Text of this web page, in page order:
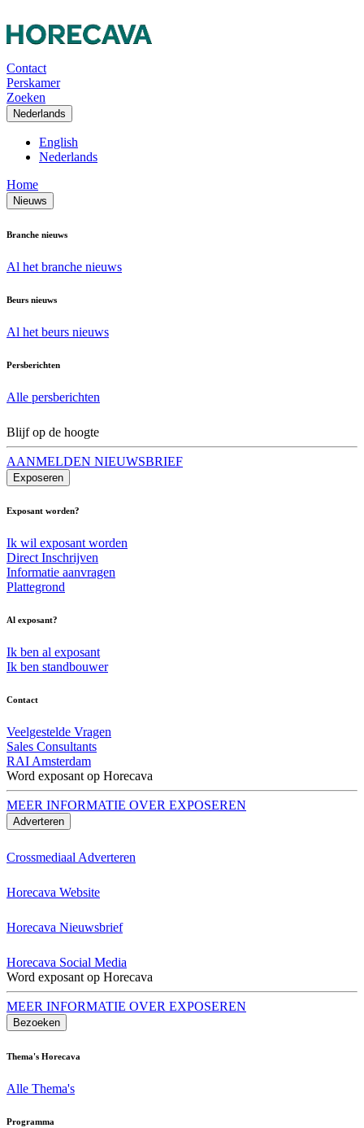
Contact
Perskamer
Zoeken
Nederlands
English
Nederlands
Home
Nieuws
Branche nieuws
Al het branche nieuws
Beurs nieuws
Al het beurs nieuws
Persberichten
Alle persberichten
Blijf op de hoogte
AANMELDEN NIEUWSBRIEF
Exposeren
Exposant worden?
Ik wil exposant worden
Direct Inschrijven
Informatie aanvragen
Plattegrond
Al exposant?
Ik ben al exposant
Ik ben standbouwer
Contact
Veelgestelde Vragen
Sales Consultants
RAI Amsterdam
Word exposant op Horecava
MEER INFORMATIE OVER EXPOSEREN
Adverteren
Crossmediaal Adverteren
Horecava Website
Horecava Nieuwsbrief
Horecava Social Media
Word exposant op Horecava
MEER INFORMATIE OVER EXPOSEREN
Bezoeken
Thema's Horecava
Alle Thema's
Programma